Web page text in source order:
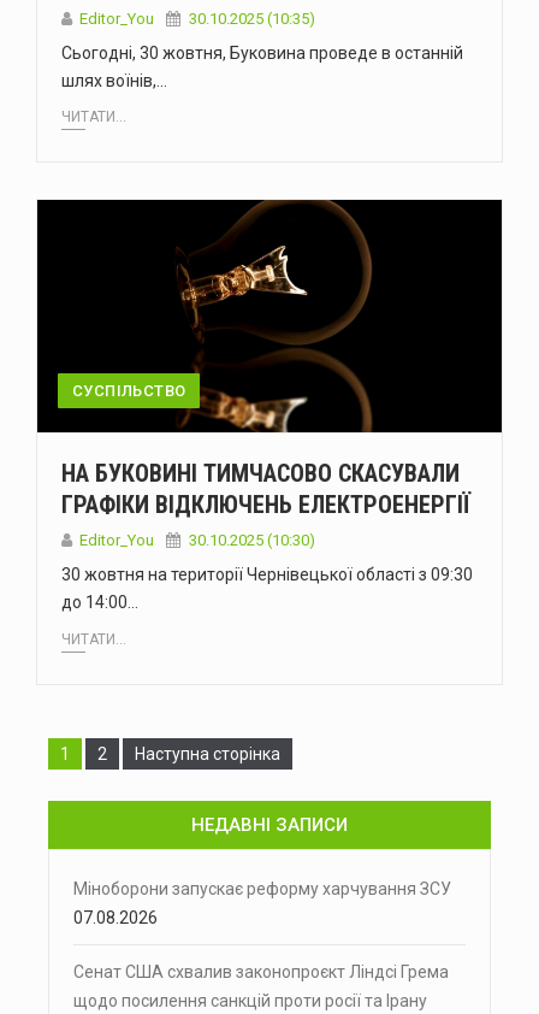
Editor_You 30.10.2025 (10:35)
Сьогодні, 30 жовтня, Буковина проведе в останній
шлях воїнів,…
ЧИТАТИ...
СУСПІЛЬСТВО
НА БУКОВИНІ ТИМЧАСОВО СКАСУВАЛИ
ГРАФІКИ ВІДКЛЮЧЕНЬ ЕЛЕКТРОЕНЕРГІЇ
Editor_You 30.10.2025 (10:30)
30 жовтня на території Чернівецької області з 09:30
до 14:00…
ЧИТАТИ...
Сторінка
1 Сторінка
2 Наступна сторінка
НЕДАВНІ ЗАПИСИ
Міноборони запускає реформу харчування ЗСУ
07.08.2026
Сенат США схвалив законопроєкт Ліндсі Грема
щодо посилення санкцій проти росії та Ірану